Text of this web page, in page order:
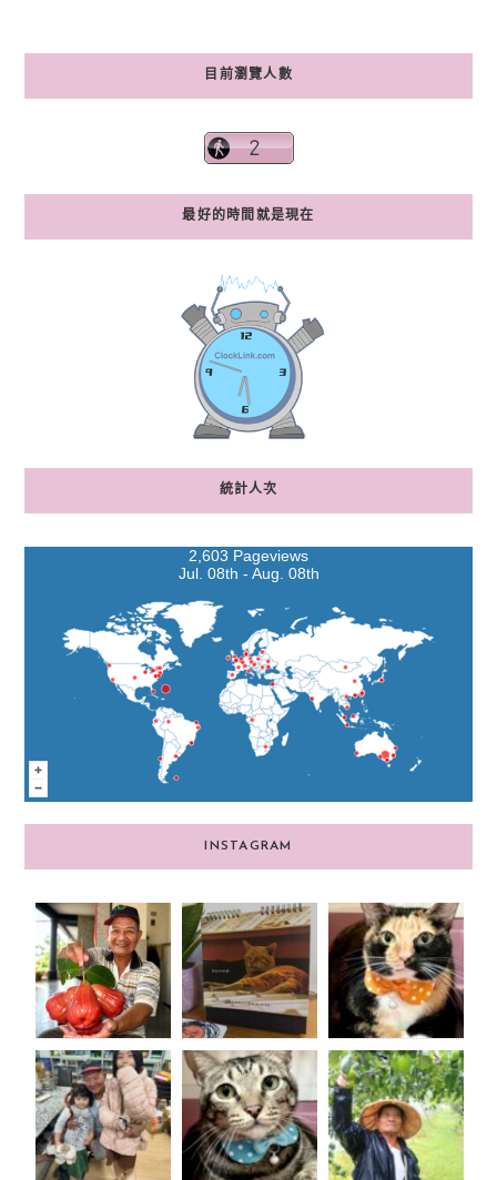
目前瀏覽人數
最好的時間就是現在
統計人次
2,603 Pageviews
Jul. 08th - Aug. 08th
INSTAGRAM